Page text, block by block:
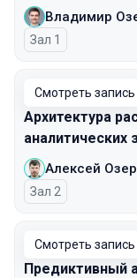
Владимир
Зал 1
Смотреть запись
Архитектура
аналитических
Алексей
Зал 2
Смотреть запись
Предиктивный